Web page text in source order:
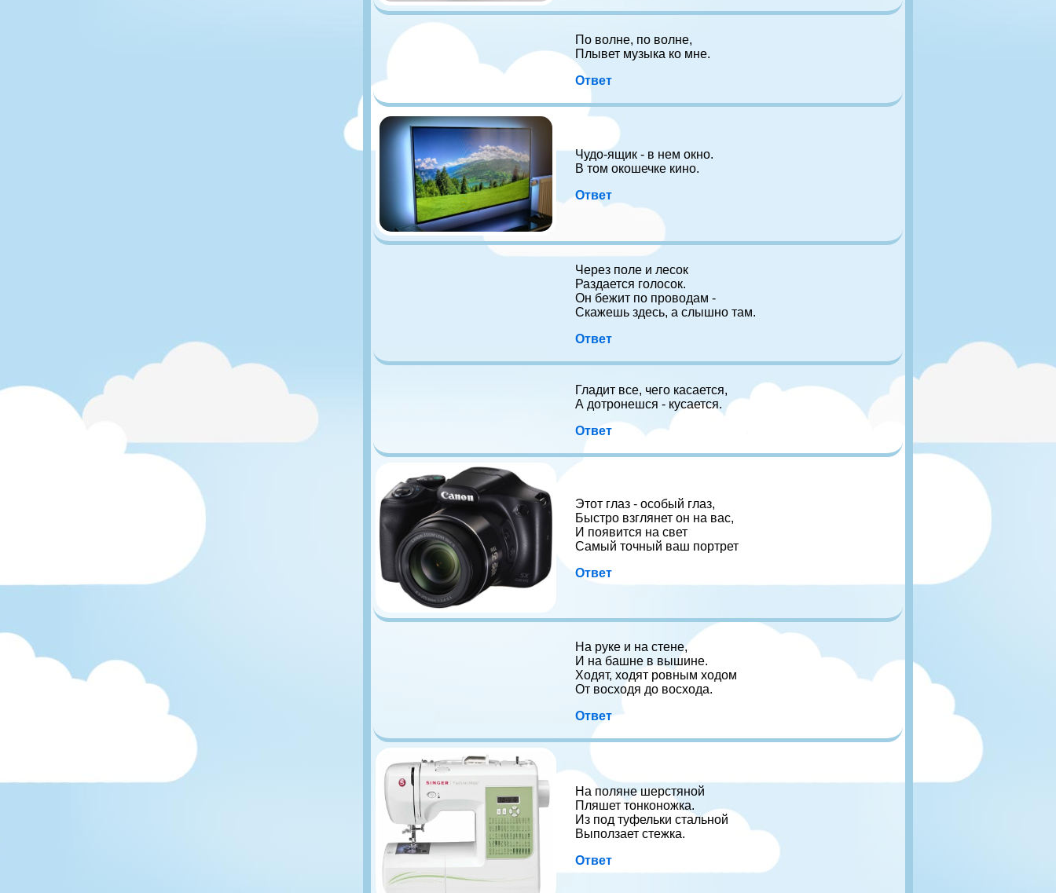
По волне, по волне,
Плывет музыка ко мне.
Ответ
Чудо-ящик - в нем окно.
В том окошечке кино.
Ответ
Через поле и лесок
Раздается голосок.
Он бежит по проводам -
Скажешь здесь, а слышно там.
Ответ
Гладит все, чего касается,
А дотронешся - кусается.
Ответ
Этот глаз - особый глаз,
Быстро взглянет он на вас,
И появится на свет
Самый точный ваш портрет
Ответ
На руке и на стене,
И на башне в вышине.
Ходят, ходят ровным ходом
От восходя до восхода.
Ответ
На поляне шерстяной
Пляшет тонконожка.
Из под туфельки стальной
Выползает стежка.
Ответ